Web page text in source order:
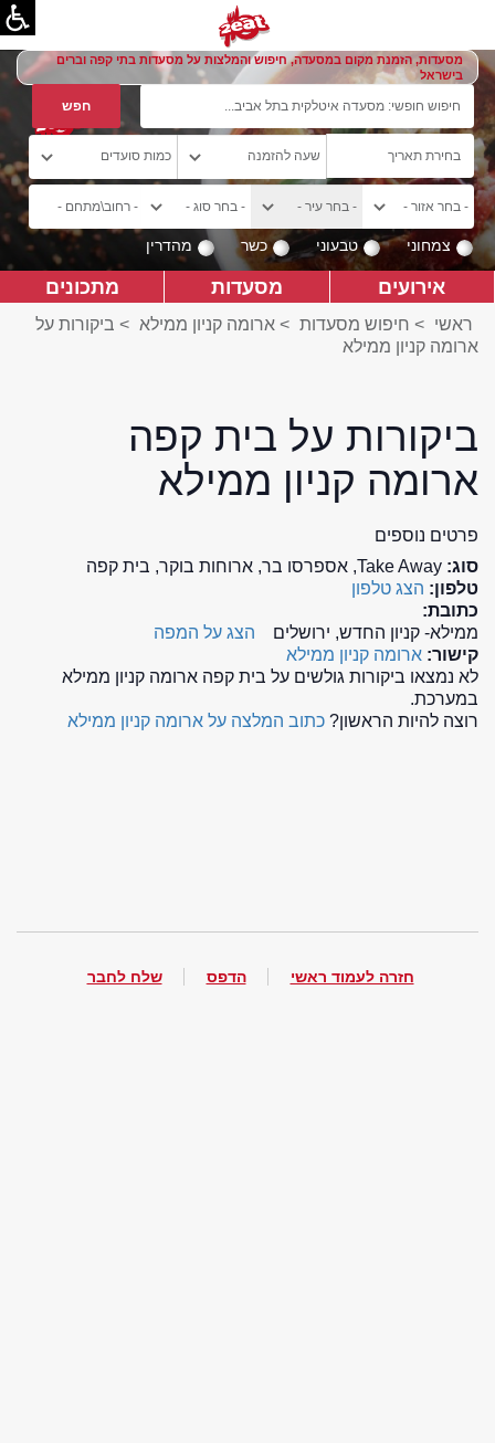
מסעדות, הזמנת מקום במסעדה, חיפוש והמלצות על מסעדות בתי קפה וברים
בישראל
צמחוני טבעוני כשר מהדרין
אירועים מסעדות מתכונים
ראשי > חיפוש מסעדות > ארומה קניון ממילא > ביקורות על
ארומה קניון ממילא
ביקורות על בית קפה
ארומה קניון ממילא
פרטים נוספים
סוג: Take Away, אספרסו בר, ארוחות בוקר, בית קפה
טלפון: הצג טלפון
כתובת:
ממילא- קניון החדש, ירושלים
הצג על המפה
קישור: ארומה קניון ממילא
לא נמצאו ביקורות גולשים על בית קפה ארומה קניון ממילא
במערכת.
רוצה להיות הראשון? כתוב המלצה על ארומה קניון ממילא
חזרה לעמוד ראשי הדפס שלח לחבר